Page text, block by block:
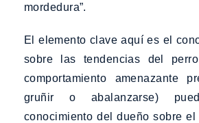
mordedura”.
El elemento clave aquí es el
sobre las tendencias del
comportamiento amenazante
gruñir o abalanzarse)
conocimiento del dueño sobre